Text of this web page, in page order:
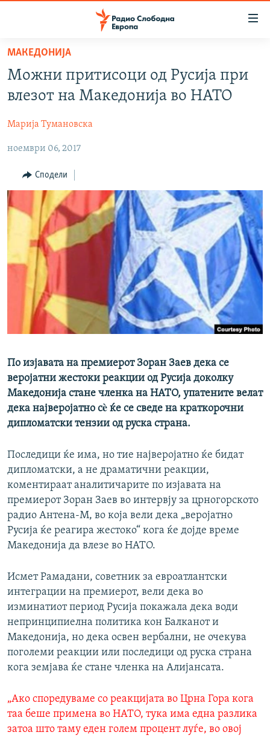
Оди
содржината
Оди
главната
Премини
ВЕСТИ
ШТО ТРЕБА ДА ЗНАЕТЕ
ПРИЈАВИ СЕ ЗА ЊУЗЛЕТЕР
ПОДКАСТ ЗОШТО?
СЛЕДЕТЕ НЕ
РСЕ веб страници
МАКЕДОНИЈА
Можни притисоци од Русија при
влезот на Македонија во НАТО
Марија Тумановска
ноември 06, 2017
Сподели
По изјавата на премиерот Зоран Заев дека се
веројатни жестоки реакции од Русија доколку
Македонија стане членка на НАТО, упатените велат
дека најверојатно сè ќе се сведе на краткорочни
дипломатски тензии од руска страна.
Последици ќе има, но тие најверојатно ќе бидат
дипломатски, а не драматични реакции,
коментираат аналитичарите по изјавата на
премиерот Зоран Заев во интервју за црногорското
радио Антена-М, во која вели дека „веројатно
Русија ќе реагира жестоко“ кога ќе дојде време
Македонија да влезе во НАТО.
Исмет Рамадани, советник за евроатлантски
интеграции на премиерот, вели дека во
изминатиот период Русија покажала дека води
непринципиелна политика кон Балканот и
Македонија, но дека освен вербални, не очекува
поголеми реакции или последици од руска страна
кога земјава ќе стане членка на Алијансата.
„Ако споредуваме со реакцијата во Црна Гора кога
таа беше примена во НАТО, тука има една разлика
затоа што таму еден голем процент луѓе, во овој